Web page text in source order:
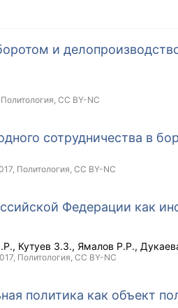
и
Политология,CC BY-NC
сотрудничества в
, Политология, CC BY-NC
Федерации как
Кутуев З.З. Ямалов Р.Р.
, Политология, CC BY-NC
политика как объект